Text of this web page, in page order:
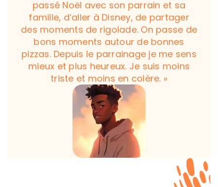
passé Noël avec son parrain et sa
famille, d’aller à Disney, de partager
des moments de rigolade. On passe de
bons moments autour de bonnes
pizzas. Depuis le parrainage je me sens
mieux et plus heureux. Je suis moins
triste et moins en colère. »